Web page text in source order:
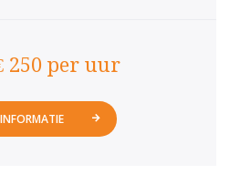
250 per uur